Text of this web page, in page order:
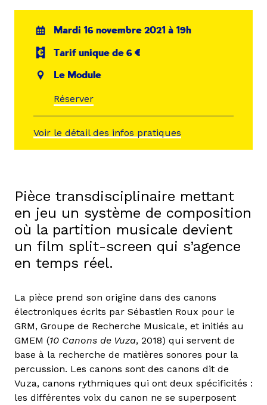
Mardi 16 novembre 2021 à 19h
Tarif unique de 6 €
Le Module
Réserver
Voir le détail des infos pratiques
Pièce transdisciplinaire mettant
en jeu un système de composition
où la partition musicale devient
un film split-screen qui s’agence
en temps réel.
La pièce prend son origine dans des canons
électroniques écrits par Sébastien Roux pour le
GRM, Groupe de Recherche Musicale, et initiés au
GMEM (10 Canons de Vuza, 2018) qui servent de
base à la recherche de matières sonores pour la
percussion. Les canons sont des canons dit de
Vuza, canons rythmiques qui ont deux spécificités :
les différentes voix du canon ne se superposent